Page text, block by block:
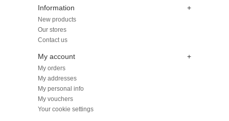
Information +
New products
Our stores
Contact us
My account +
My orders
My addresses
My personal info
My vouchers
Your cookie settings